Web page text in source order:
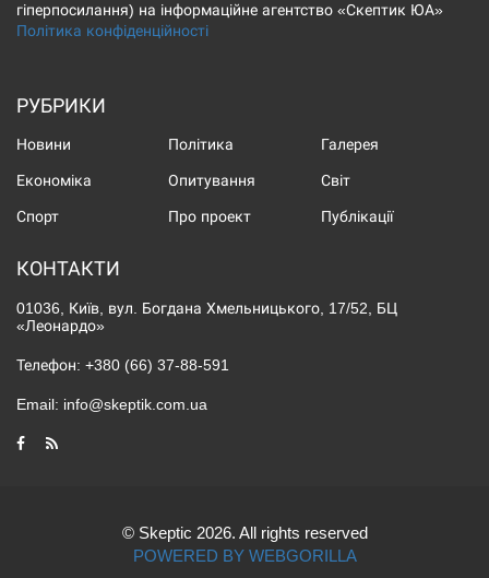
гіперпосилання) на інформаційне агентство «Скептик ЮА»
Політика конфіденційності
РУБРИКИ
Новини Політика Галерея
Економіка Опитування Світ
Спорт Про проект Публікації
КОНТАКТИ
01036, Київ, вул. Богдана Хмельницького, 17/52, БЦ
«Леонардо»
Телефон: +380 (66) 37-88-591
Email: info@skeptik.com.ua
© Skeptic 2026. All rights reserved
POWERED BY WEBGORILLA